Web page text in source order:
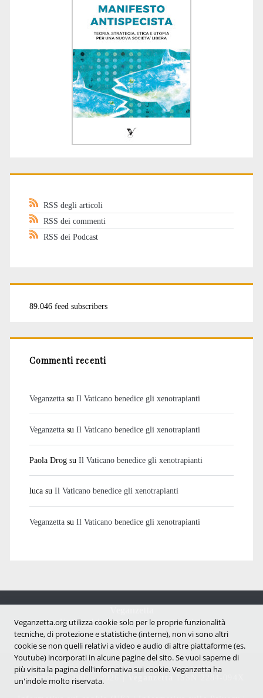
RSS degli articoli
RSS dei commenti
RSS dei Podcast
89.046 feed subscribers
Commenti recenti
Veganzettasu Il Vaticano benedice gli xenotrapianti
Veganzettasu Il Vaticano benedice gli xenotrapianti
Paola Drogsu Il Vaticano benedice gli xenotrapianti
lucasu Il Vaticano benedice gli xenotrapianti
Veganzettasu Il Vaticano benedice gli xenotrapianti
Notizie dal mondo vegan e antispecista
Copyright © 2007 - 2026 |
Veganzetta.org utilizza cookie solo per le proprie funzionalità
tecniche, di protezione e statistiche (interne), non vi sono altri
cookie se non quelli relativi a video e audio di altre piattaforme (es.
Youtube) incorporati in alcune pagine del sito. Se vuoi saperne di
più visita la pagina dell'infornativa sui cookie. Veganzetta ha
un'indole molto riservata.